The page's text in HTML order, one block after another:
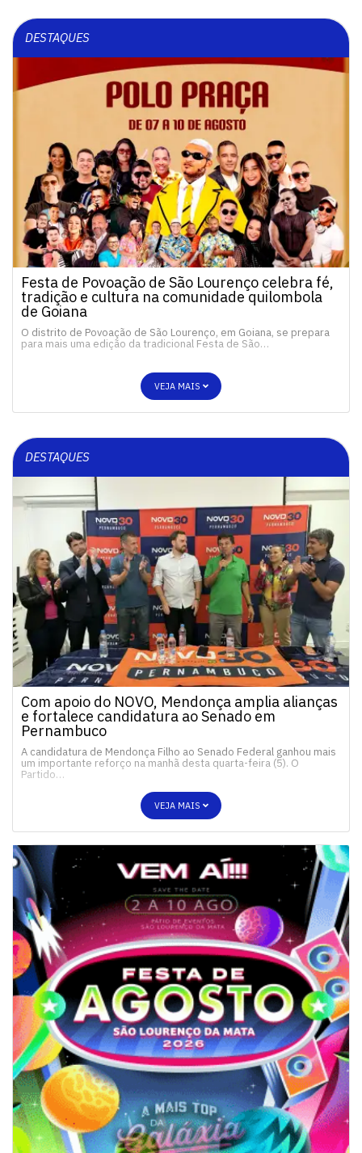
DESTAQUES
Festa de Povoação de São Lourenço celebra fé,
tradição e cultura na comunidade quilombola
de Goiana
O distrito de Povoação de São Lourenço, em Goiana, se prepara
para mais uma edição da tradicional Festa de São…
VEJA MAIS
DESTAQUES
Com apoio do NOVO, Mendonça amplia alianças
e fortalece candidatura ao Senado em
Pernambuco
A candidatura de Mendonça Filho ao Senado Federal ganhou mais
um importante reforço na manhã desta quarta-feira (5). O
Partido…
VEJA MAIS